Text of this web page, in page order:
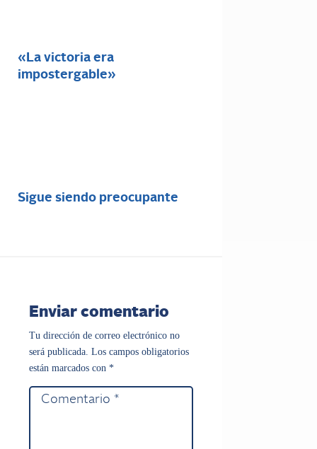
«La victoria era
impostergable»
Sigue siendo preocupante
Enviar comentario
Tu dirección de correo electrónico no
será publicada. Los campos obligatorios
están marcados con *